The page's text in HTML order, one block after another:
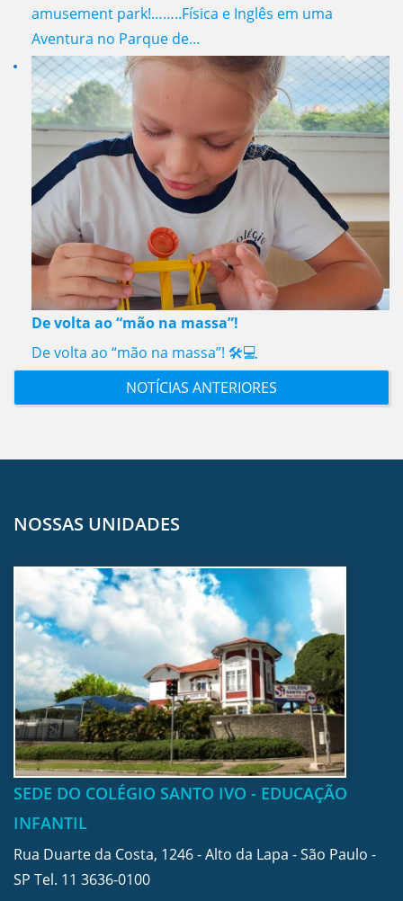
amusement park!……..Física e Inglês em uma
Aventura no Parque de...
De volta ao “mão na massa”!
De volta ao “mão na massa”! 🛠️💻
NOTÍCIAS ANTERIORES
NOSSAS UNIDADES
SEDE DO COLÉGIO SANTO IVO - EDUCAÇÃO
INFANTIL
Rua Duarte da Costa, 1246 - Alto da Lapa - São Paulo -
SP Tel. 11 3636-0100